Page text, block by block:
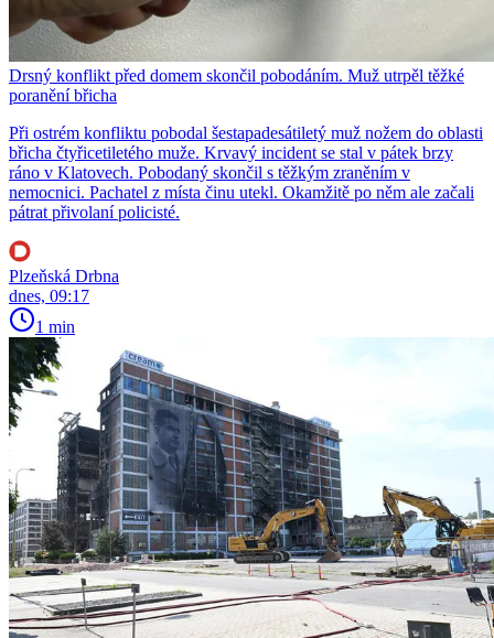
Drsný konflikt před domem skončil pobodáním. Muž utrpěl těžké
poranění břicha
Při ostrém konfliktu pobodal šestapadesátiletý muž nožem do oblasti
břicha čtyřicetiletého muže. Krvavý incident se stal v pátek brzy
ráno v Klatovech. Pobodaný skončil s těžkým zraněním v
nemocnici. Pachatel z místa činu utekl. Okamžitě po něm ale začali
pátrat přivolaní policisté.
Plzeňská Drbna
dnes, 09:17
1 min